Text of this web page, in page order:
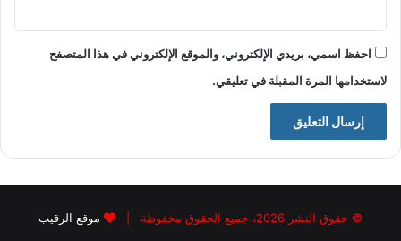
احفظ اسمي، بريدي الإلكتروني، والموقع الإلكتروني في هذا المتصفح
لاستخدامها المرة المقبلة في تعليقي.
© حقوق النشر 2026، جميع الحقوق محفوظة | موقع الرقيب